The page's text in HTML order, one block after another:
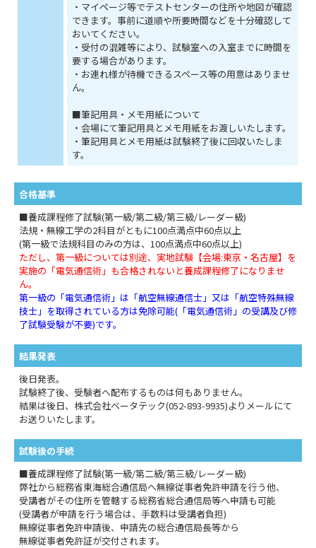
・マイページ等でテストセンターの住所や地図が確認
できます。事前に道順や所要時間などを十分確認して
おいてください。
・受付の混雑等により、試験室への入室までに時間を
要する場合があります。
・お連れ様が待機できるスペース等の用意はありませ
ん。
■筆記用具・メモ用紙について
・会場にて筆記用具とメモ用紙をお渡しいたします。
・筆記用具とメモ用紙は試験終了後に回収いたしま
す。
合格基準
■養成課程修了試験(第一級/第二級/第三級/レーダー級)
法規・無線工学の2科目がともに100点満点中60点以上
(第一級で法規科目のみの方は、100点満点中60点以上)
ただし、第一級については別途、実地試験【会場:東京・名古屋】を
実施の「電気通信術」も合格されないと養成課程修了になりませ
ん。
第一級の「電気通信術」は「航空無線通信士」又は「航空特殊無線
技士」を取得されている方は免除可能(「電気通信術」の受講及び修
了試験受験が不要)です。
結果発表
後日発表。
試験終了後、受験者へ配布するものは何もありません。
結果は後日、株式会社ベータテック(052-893-9935)よりメールにて
お送りいたします。
試験後の手続
■養成課程修了試験(第一級/第二級/第三級/レーダー級)
弊社から総務省東海総合通信局へ無線従事者免許申請を行う他、
受講者がその住所を管轄する総務省総合通信局等へ申請も可能
(受講者が申請を行う場合は、手数料は受講者負担)
無線従事者免許申請後、申請先の総合通信局長等から
無線従事者免許証が交付されます。